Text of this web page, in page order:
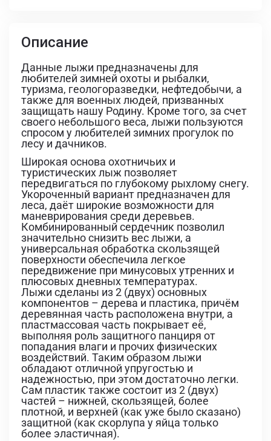
Описание
Данные лыжи предназначены для
любителей зимней охоты и рыбалки,
туризма, геологоразведки, нефтедобычи, а
также для военных людей, призванных
защищать нашу Родину. Кроме того, за счет
своего небольшого веса, лыжи пользуются
спросом у любителей зимних прогулок по
лесу и дачников.
Широкая основа охотничьих и
туристических лыж позволяет
передвигаться по глубокому рыхлому снегу.
Укороченный вариант предназначен для
леса, даёт широкие возможности для
маневрирования среди деревьев.
Комбинированный сердечник позволил
значительно снизить вес лыжи, а
универсальная обработка скользящей
поверхности обеспечила легкое
передвижение при минусовых утренних и
плюсовых дневных температурах.
Лыжи сделаны из 2 (двух) основных
компонентов – дерева и пластика, причём
деревянная часть расположена внутри, а
пластмассовая часть покрывает её,
выполняя роль защитного панциря от
попадания влаги и прочих физических
воздействий. Таким образом лыжи
обладают отличной упругостью и
надежностью, при этом достаточно легки.
Сам пластик также состоит из 2 (двух)
частей – нижней, скользящей, более
плотной, и верхней (как уже было сказано)
защитной (как скорлупа у яйца только
более эластичная).